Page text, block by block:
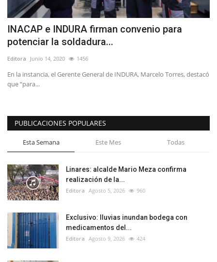
INACAP e INDURA firman convenio para
potenciar la soldadura...
Editora Junio 14, 2020 1456
En la instancia, el Gerente General de INDURA, Marcelo Torres, destacó
que “para...
PUBLICACIONES POPULARES
Esta Semana Este Mes Todas
Linares: alcalde Mario Meza confirma
realización de la...
Editora Agosto 5, 2026 960
Exclusivo: lluvias inundan bodega con
medicamentos del...
Editora Agosto 9, 2026 424